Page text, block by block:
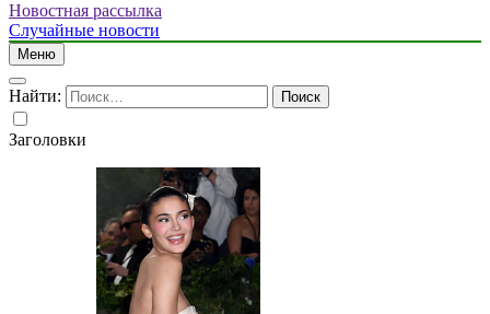
Новостная рассылка
Случайные новости
Меню
Найти:
Заголовки